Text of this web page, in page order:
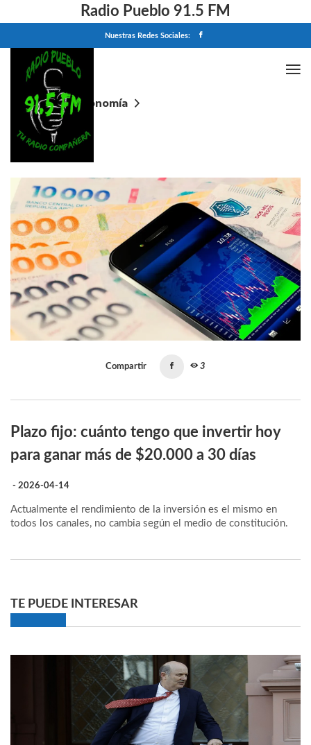
Radio Pueblo 91.5 FM
Nuestras Redes Sociales:
Home
Economía
Plazo fijo: cuánto tengo que invertir hoy para ganar
más de $20.000 a 30 días
Compartir 3
Plazo fijo: cuánto tengo que invertir hoy
para ganar más de $20.000 a 30 días
- 2026-04-14
Actualmente el rendimiento de la inversión es el mismo en
todos los canales, no cambia según el medio de constitución.
TE PUEDE INTERESAR